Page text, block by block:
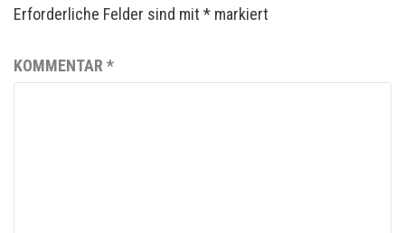
Erforderliche Felder sind mit * markiert
KOMMENTAR *